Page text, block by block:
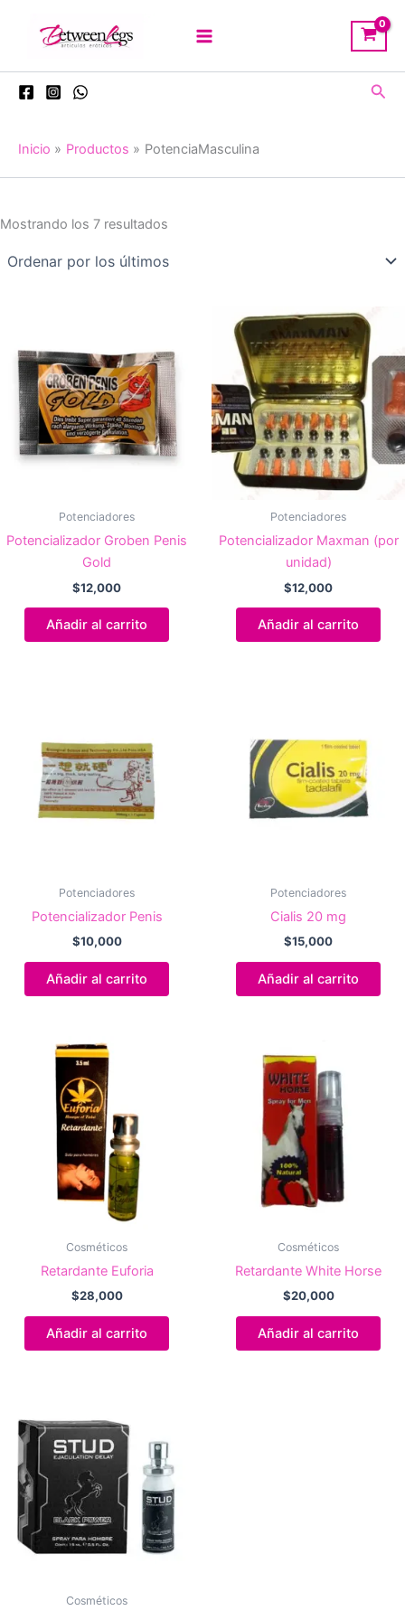
Inicio Productos PotenciaMasculina
Mostrando los 7 resultados
últimos
Potenciadores
Potencializador Groben Penis
Gold
$12,000
Añadir al carrito
Potenciadores
Potencializador Maxman (por
unidad)
$12,000
Añadir al carrito
Potenciadores
Potencializador Penis
$10,000
Añadir al carrito
Potenciadores
Cialis 20 mg
$15,000
Añadir al carrito
Cosméticos
Retardante Euforia
$28,000
Añadir al carrito
Cosméticos
Retardante White Horse
$20,000
Añadir al carrito
Cosméticos